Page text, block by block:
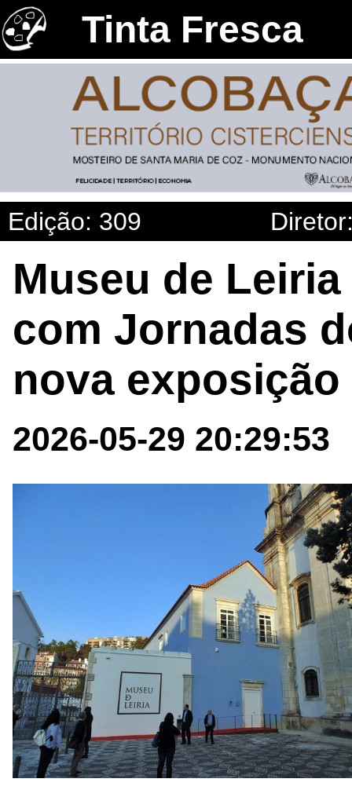
Tinta Fresca
Edição: 309
Museu de
com Jornadas
nova
2026-05-29 20:29:53